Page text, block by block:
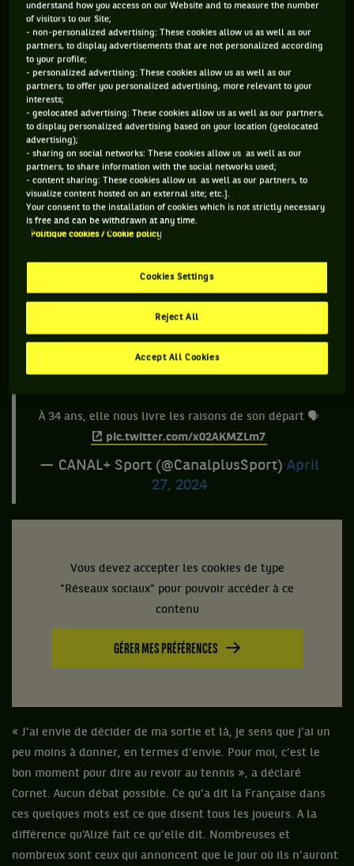
GÉRER MES PRÉFÉRENCES
C’est donc tout récemment, à savoir le week-end dernier,
média, vu qu’ils ne font quasiment plus de tennis), pour faire
une double annonce : Roland-Garros 2024 sera son dernier et
dans la foulée du tournoi, elle prendra sa retraite.
@alizecornet annonce pour CANAL+ qu'elle
prendra sa retraite après Roland-Garros❗️
À 34 ans, elle nous livre les raisons de son départ 🗣️
pic.twitter.com/x02AKMZLm7
— CANAL+ Sport (@CanalplusSport) April
27, 2024
Vous devez accepter les cookies de type
"Réseaux sociaux" pour pouvoir accéder à ce
contenu
GÉRER MES PRÉFÉRENCES
« J’ai envie de décider de ma sortie et là, je sens que j’ai un
peu moins à donner, en termes d’envie. Pour moi, c’est le
bon moment pour dire au revoir au tennis », a déclaré
Cornet. Aucun débat possible. Ce qu’a dit la Française dans
ces quelques mots est ce que disent tous les joueurs. A la
différence qu’Alizé fait ce qu’elle dit. Nombreuses et
nombreux sont ceux qui annoncent que le jour où ils n’auront
understand how you access on our Website and to measure the number
of visitors to our Site;
- non-personalized advertising: These cookies allow us as well as our
partners, to display advertisements that are not personalized according
to your profile;
- personalized advertising: These cookies allow us as well as our
partners, to offer you personalized advertising, more relevant to your
interests;
- geolocated advertising: These cookies allow us as well as our partners,
to display personalized advertising based on your location (geolocated
advertising);
- sharing on social networks: These cookies allow us as well as our
partners, to share information with the social networks used;
- content sharing: These cookies allow us as well as our partners, to
visualize content hosted on an external site; etc.].
Your consent to the installation of cookies which is not strictly necessary
is free and can be withdrawn at any time.
Politique cookies / Cookie policy
Cookies Settings
Reject All
Accept All Cookies